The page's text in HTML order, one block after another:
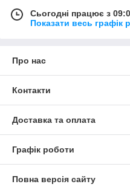
Сьогодні працює з
Показати весь графік
Про нас
Контакти
Доставка та оплата
Графік роботи
Повна версія сайту